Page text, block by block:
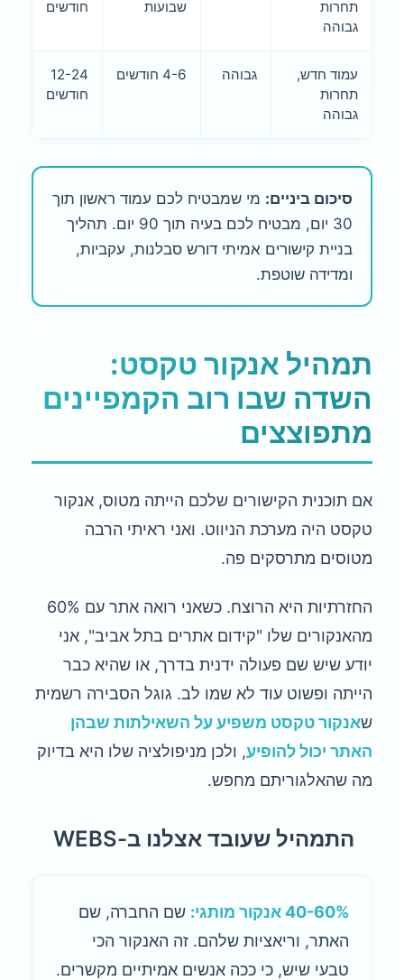
תחרות
גבוהה
שבועות חודשים
עמוד חדש,
תחרות
גבוהה
גבוהה 4-6 חודשים
12-24
חודשים
סיכום ביניים: מי שמבטיח לכם עמוד ראשון תוך
30 יום, מבטיח לכם בעיה תוך 90 יום. תהליך
בניית קישורים אמיתי דורש סבלנות, עקביות,
ומדידה שוטפת.
תמהיל אנקור טקסט:
השדה שבו רוב הקמפיינים
מתפוצצים
אם תוכנית הקישורים שלכם הייתה מטוס, אנקור
טקסט היה מערכת הניווט. ואני ראיתי הרבה
מטוסים מתרסקים פה.
החזרתיות היא הרוצח. כשאני רואה אתר עם 60%
מהאנקורים שלו "קידום אתרים בתל אביב", אני
יודע שיש שם פעולה ידנית בדרך, או שהיא כבר
הייתה ופשוט עוד לא שמו לב. גוגל הסבירה רשמית
שאנקור טקסט משפיע על השאילתות שבהן
האתר יכול להופיע, ולכן מניפולציה שלו היא בדיוק
מה שהאלגוריתם מחפש.
התמהיל שעובד אצלנו ב-WEBS
40-60% אנקור מותגי:
שם החברה, שם
האתר, וריאציות שלהם. זה האנקור הכי
טבעי שיש, כי ככה אנשים אמיתיים מקשרים.